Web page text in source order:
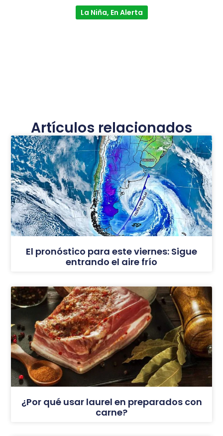
La Niña, En Alerta
Artículos relacionados
El pronóstico para este viernes: Sigue
entrando el aire frío
¿Por qué usar laurel en preparados con
carne?